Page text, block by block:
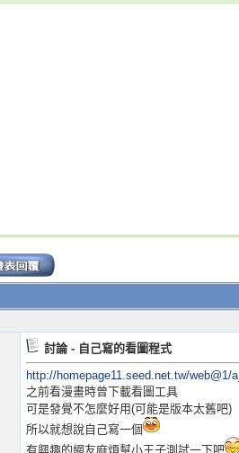
討論 - 自己寫的看圖程式
http://homepage11.seed.net.tw/web@1/
之前看漫畫時曾下載看圖工具
可是發覺不怎麼好用(可能是版本太舊吧)
所以就想說自己寫一個
有興趣的網友麻煩幫小王子測試一下吧